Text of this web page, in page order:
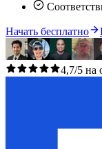
Начать бесплатно
4,7/5 на